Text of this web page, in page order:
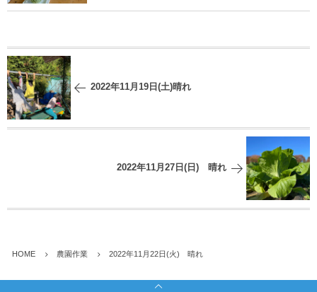
2022年11月19日(土)晴れ
2022年11月27日(日) 晴れ
HOME 農園作業 2022年11月22日(火) 晴れ